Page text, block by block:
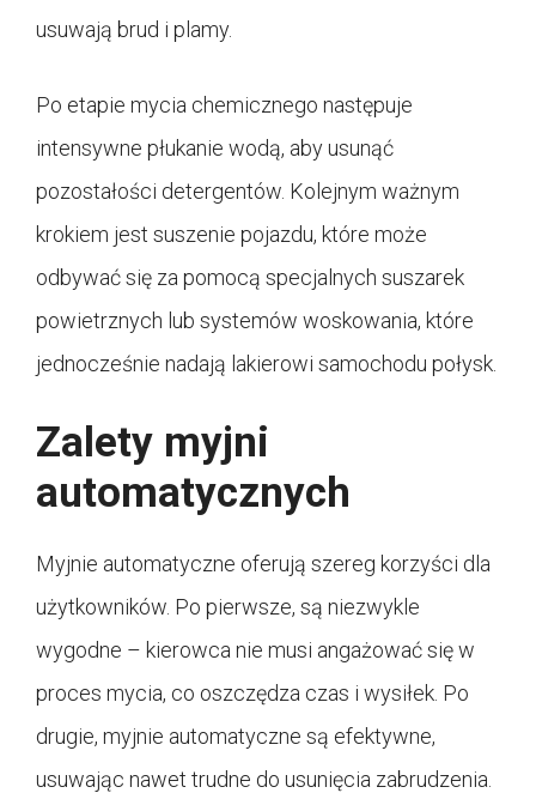
usuwają brud i plamy.
Po etapie mycia chemicznego następuje
intensywne płukanie wodą, aby usunąć
pozostałości detergentów. Kolejnym ważnym
krokiem jest suszenie pojazdu, które może
odbywać się za pomocą specjalnych suszarek
powietrznych lub systemów woskowania, które
jednocześnie nadają lakierowi samochodu połysk.
Zalety myjni
automatycznych
Myjnie automatyczne oferują szereg korzyści dla
użytkowników. Po pierwsze, są niezwykle
wygodne – kierowca nie musi angażować się w
proces mycia, co oszczędza czas i wysiłek. Po
drugie, myjnie automatyczne są efektywne,
usuwając nawet trudne do usunięcia zabrudzenia.